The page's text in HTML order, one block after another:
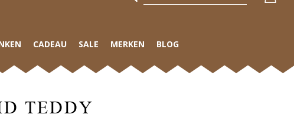
CADEAU SALE MERKEN BLOG
TEDDY